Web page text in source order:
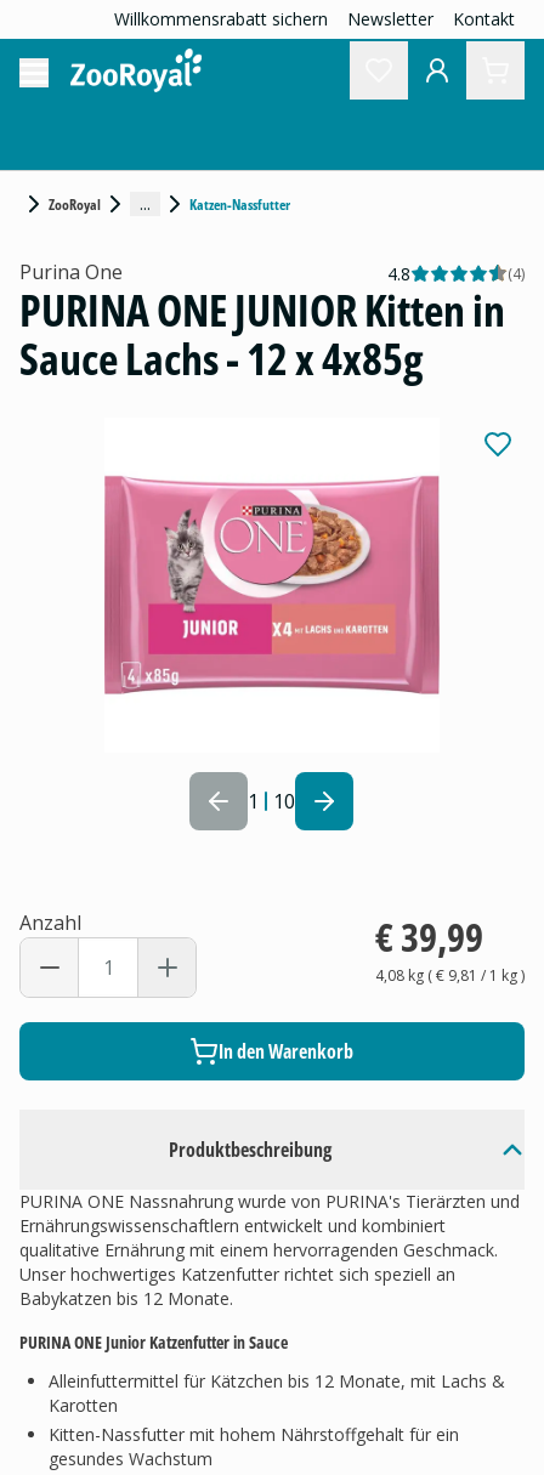
Willkommensrabatt sichern Newsletter Kontakt
ZooRoyal ... Katzen-Nassfutter
1 10
Produktbeschreibung
PURINA ONE Nassnahrung wurde von PURINA's Tierärzten und
Ernährungswissenschaftlern entwickelt und kombiniert
qualitative Ernährung mit einem hervorragenden Geschmack.
Unser hochwertiges Katzenfutter richtet sich speziell an
Babykatzen bis 12 Monate.
PURINA ONE Junior Katzenfutter in Sauce
Alleinfuttermittel für Kätzchen bis 12 Monate, mit Lachs &
Karotten
Kitten-Nassfutter mit hohem Nährstoffgehalt für ein
gesundes Wachstum
Purina One 4.8 (4)
PURINA ONE JUNIOR Kitten in
Sauce Lachs - 12 x 4x85g
Anzahl € 39,99
4,08 kg(€ 9,81 / 1 kg)
In den Warenkorb